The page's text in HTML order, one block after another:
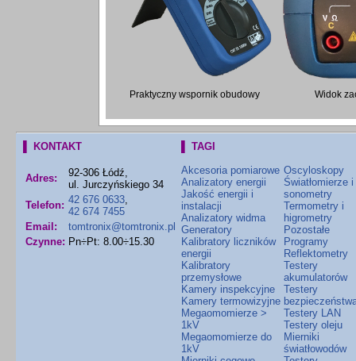
Praktyczny wspornik obudowy Widok
▌ KONTAKT
Adres:
92-306 Łódź,
ul. Jurczyńskiego 34
Telefon: 42 676 0633,
42 674 7455
Email:
tomtronix@tomtronix.pl
Czynne: Pn÷Pt: 8.00÷15.30
▌ TAGI
Akcesoria pomiarowe
Analizatory energii
Jakość energii i
instalacji
Analizatory widma
Generatory
Kalibratory liczników
energii
Kalibratory
przemysłowe
Kamery inspekcyjne
Kamery termowizyjne
Megaomomierze >
1kV
Megaomomierze do
1kV
Oscyloskopy
Światłomierze i
sonometry
Termometry i
higrometry
Pozostałe
Programy
Reflektometry
Testery
akumulatorów
Testery
Testery LAN
Testery oleju
Mierniki
światłowodów